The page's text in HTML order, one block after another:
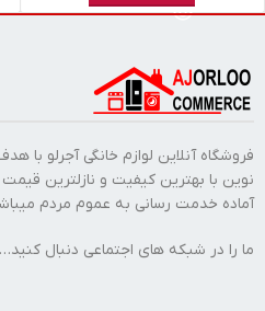
فروشگاه آنلاین لوازم خانگی آجرلو با
نوین با بهترین کیفیت و نازلترین قیمت
آماده خدمت رسانی به عموم مردم
ما را در شبکه های اجتماعی دنبال کنید…